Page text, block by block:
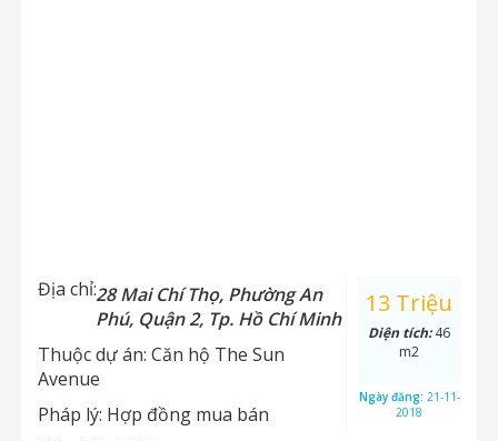
Địa chỉ:28 Mai Chí Thọ, Phường An
Phú, Quận 2, Tp. Hồ Chí Minh
Thuộc dự án: Căn hộ The Sun
Avenue
Pháp lý: Hợp đồng mua bán
13 Triệu
Diện tích:46
m2
Ngày đăng: 21-11-
2018